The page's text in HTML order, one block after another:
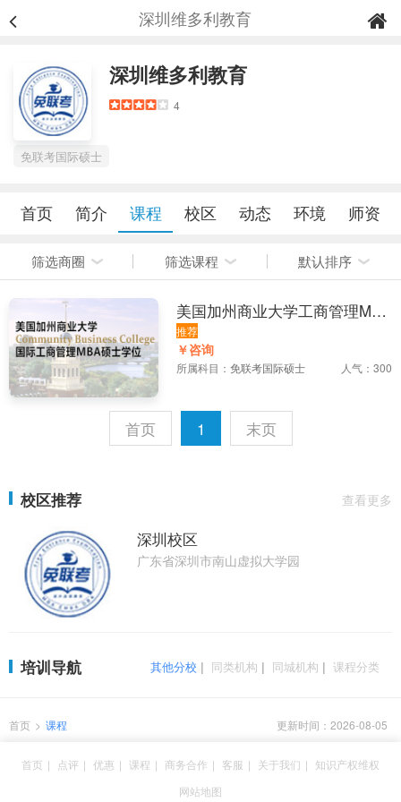
深圳维多利教育
深圳维多利教育
4
免联考国际硕士
首页 简介 课程 校区 动态 环境 师资
筛选商圈 筛选课程 默认排序
美国加州商业大学工商管理MBA
硕士学位班
推荐
￥咨询
所属科目： 免联考国际硕士 人气：300
首页 1 末页
校区推荐 查看更多
深圳校区
广东省深圳市南山虚拟大学园
其他分校 | 同类机构 | 同城机构 | 课程分类
培训导航
首页 > 课程 更新时间：2026-08-05
首页 | 点评 | 优惠 | 课程 | 商务合作 | 客服 | 关于我们 | 知识产权维权
网站地图